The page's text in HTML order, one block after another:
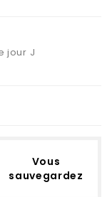
jour J
Vous
sauvegardez